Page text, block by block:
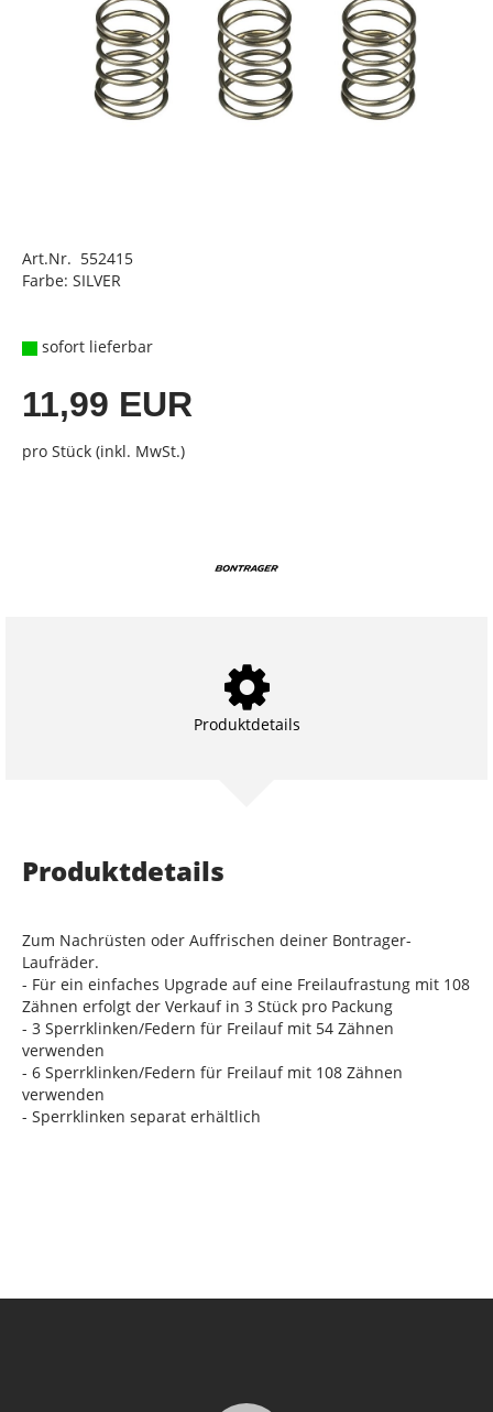
Art.Nr. 552415
Farbe: SILVER
sofort lieferbar
11,99 EUR
pro Stück (inkl. MwSt.)
Produktdetails
Produktdetails
Zum Nachrüsten oder Auffrischen deiner Bontrager-
Laufräder.
- Für ein einfaches Upgrade auf eine Freilaufrastung mit 108
Zähnen erfolgt der Verkauf in 3 Stück pro Packung
- 3 Sperrklinken/Federn für Freilauf mit 54 Zähnen
verwenden
- 6 Sperrklinken/Federn für Freilauf mit 108 Zähnen
verwenden
- Sperrklinken separat erhältlich